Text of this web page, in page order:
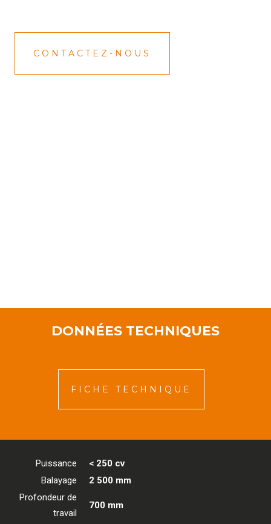
CONTACTEZ-NOUS
DONNÉES TECHNIQUES
FICHE TECHNIQUE
Puissance
< 250 cv
Balayage
2 500 mm
Profondeur de
travail
700 mm